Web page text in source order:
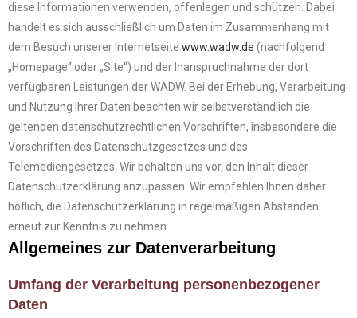
diese Informationen verwenden, offenlegen und schützen. Dabei
handelt es sich ausschließlich um Daten im Zusammenhang mit
dem Besuch unserer Internetseite www.wadw.de (nachfolgend
„Homepage“ oder „Site“) und der Inanspruchnahme der dort
verfügbaren Leistungen der WADW. Bei der Erhebung, Verarbeitung
und Nutzung Ihrer Daten beachten wir selbstverständlich die
geltenden datenschutzrechtlichen Vorschriften, insbesondere die
Vorschriften des Datenschutzgesetzes und des
Telemediengesetzes. Wir behalten uns vor, den Inhalt dieser
Datenschutzerklärung anzupassen. Wir empfehlen Ihnen daher
höflich, die Datenschutzerklärung in regelmäßigen Abständen
erneut zur Kenntnis zu nehmen.
Allgemeines zur Datenverarbeitung
Umfang der Verarbeitung personenbezogener
Daten